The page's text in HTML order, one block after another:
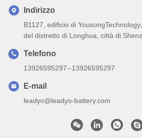
Indirizzo
B1127, edificio di
del distretto di Longhua, città di
Telefono
13926595297--13926595297
E-mail
leadyo@leadyo-battery.com